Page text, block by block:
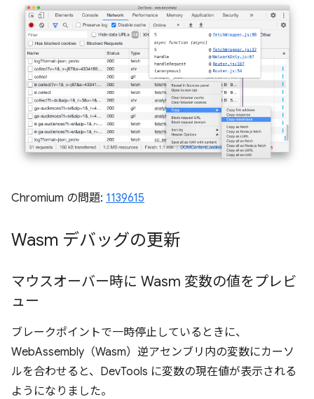
Chromium の問題: 1139615
Wasm デバッグの更新
マウスオーバー時に Wasm 変数の値をプレビ
ュー
ブレークポイントで一時停止しているときに、
WebAssembly（Wasm）逆アセンブリ内の変数にカーソ
ルを合わせると、DevTools に変数の現在値が表示される
ようになりました。